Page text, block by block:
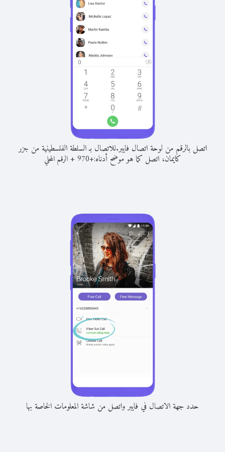
اتصل بالرقم من لوحة اتصال فايبر.للاتصال بـ السلطة الفلسطينية من جزر
كايمان، اتصل كما هو موضح أدناه:+
970
+الرقم المحلي
حدد جهة الاتصال في فايبر واتصل من شاشة المعلومات الخاصة بها